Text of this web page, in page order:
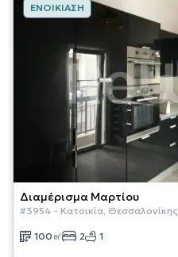
ΕΝΟΙΚΊΑΣΗ
Διαμέρισμα Μαρτίου
#3954 - Κατοικία, Θεσσαλονίκης
100 ㎡ 2 1